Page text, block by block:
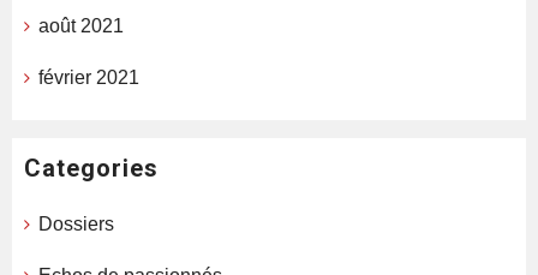
août 2021
février 2021
Categories
Dossiers